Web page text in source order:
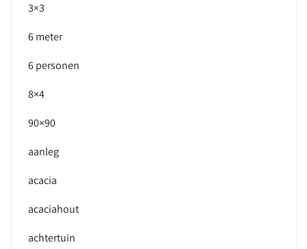
3×3
6 meter
6 personen
8×4
90×90
aanleg
acacia
acaciahout
achtertuin